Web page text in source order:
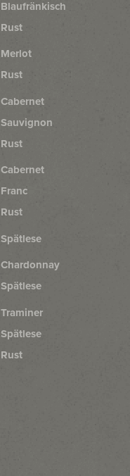
Blaufränkisch
Rust
Merlot
Rust
Cabernet
Sauvignon
Rust
Cabernet
Franc
Rust
Spätlese
Chardonnay
Spätlese
Traminer
Spätlese
Rust